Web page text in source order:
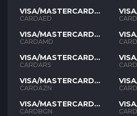
VISA/MASTERCARD
AED
CARDAED
VISA/MASTERCARD
AMD
CARDAMD
VISA/MASTERCARD
ARS
CARDARS
VISA/MASTERCARD
AZN
CARDAZN
VISA/MASTERCARD
BGN
CARDBGN
AED
AMD
ARS
AZN
BGN